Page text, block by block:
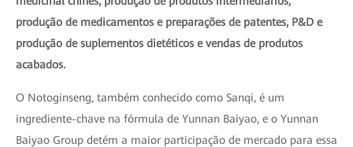
produção de medicamentos e preparações de patentes, P&D e
produção de suplementos dietéticos e vendas de produtos
acabados.
O Notoginseng, também conhecido como Sanqi, é um
ingrediente-chave na fórmula de Yunnan Baiyao, e o Yunnan
Baiyao Group detém a maior participação de mercado para essa